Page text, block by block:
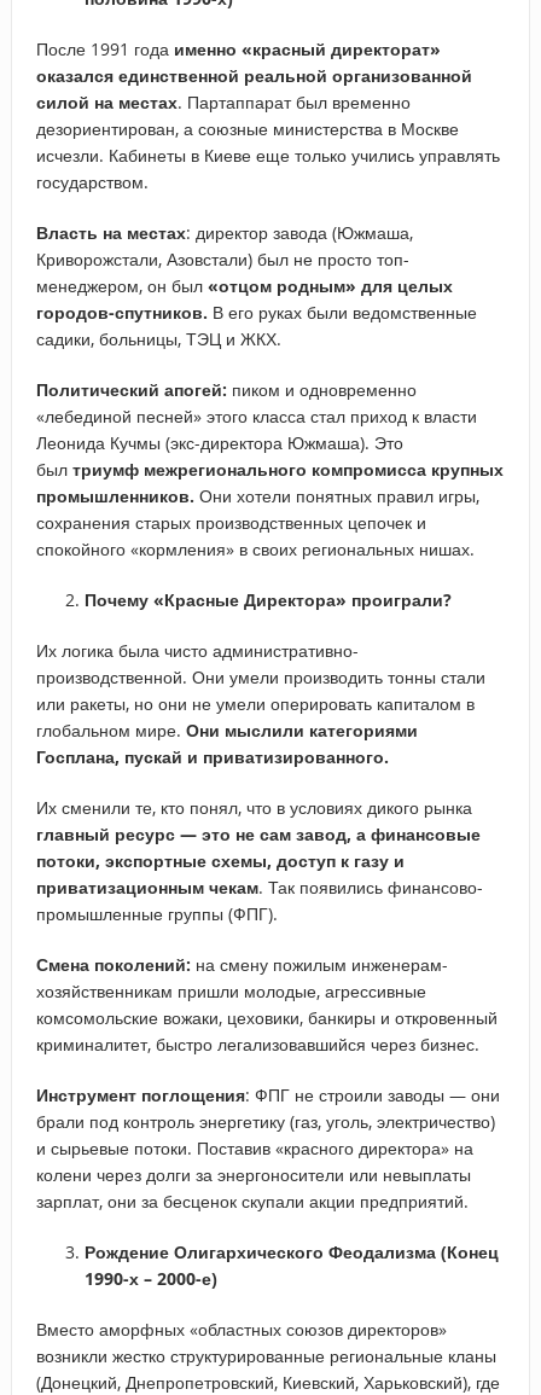
После 1991 года именно «красный директорат»
оказался единственной реальной организованной
силой на местах. Партаппарат был временно
дезориентирован, а союзные министерства в Москве
исчезли. Кабинеты в Киеве еще только учились управлять
государством.
Власть на местах: директор завода (Южмаша,
Криворожстали, Азовстали) был не просто топ-
менеджером, он был «отцом родным» для целых
городов-спутников. В его руках были ведомственные
садики, больницы, ТЭЦ и ЖКХ.
Политический апогей: пиком и одновременно
«лебединой песней» этого класса стал приход к власти
Леонида Кучмы (экс-директора Южмаша). Это
былтриумф межрегионального компромисса крупных
промышленников. Они хотели понятных правил игры,
сохранения старых производственных цепочек и
спокойного «кормления» в своих региональных нишах.
Почему «Красные Директора» проиграли?
Их логика была чисто административно-
производственной. Они умели производить тонны стали
или ракеты, но они не умели оперировать капиталом в
глобальном мире. Они мыслили категориями
Госплана, пускай и приватизированного.
Их сменили те, кто понял, что в условиях дикого рынка
главный ресурс — это не сам завод, а финансовые
потоки, экспортные схемы, доступ к газу и
приватизационным чекам. Так появились финансово-
промышленные группы (ФПГ).
Смена поколений: на смену пожилым инженерам-
хозяйственникам пришли молодые, агрессивные
комсомольские вожаки, цеховики, банкиры и откровенный
криминалитет, быстро легализовавшийся через бизнес.
Инструмент поглощения: ФПГ не строили заводы — они
брали под контроль энергетику (газ, уголь, электричество)
и сырьевые потоки. Поставив «красного директора» на
колени через долги за энергоносители или невыплаты
зарплат, они за бесценок скупали акции предприятий.
Рождение Олигархического Феодализма (Конец
1990-х – 2000-е)
Вместо аморфных «областных союзов директоров»
возникли жестко структурированные региональные кланы
(Донецкий, Днепропетровский, Киевский, Харьковский), где